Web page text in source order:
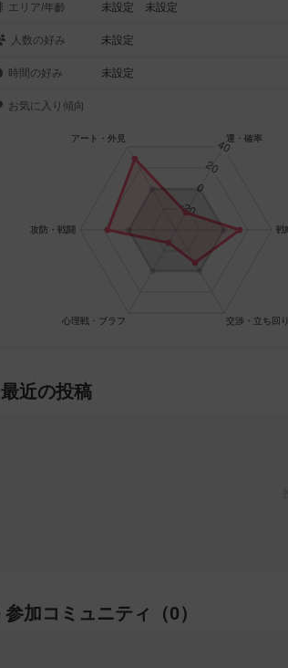
エリア/年齡 未設定 未設定
人数の好み 未設定
時間の好み 未設定
お気に入り傾向
最近の投稿
参加コミュニティ（0）